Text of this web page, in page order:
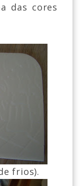
das cores
frios).